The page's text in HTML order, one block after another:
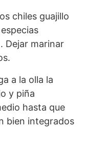
chiles guajillo
Dejar marinar
a la olla la
y piña
hasta que
bien integrados